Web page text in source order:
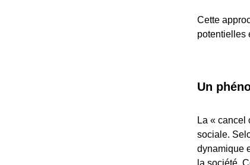
Cette
potentielles
Un
La « cancel
sociale.
dynamique
la société.